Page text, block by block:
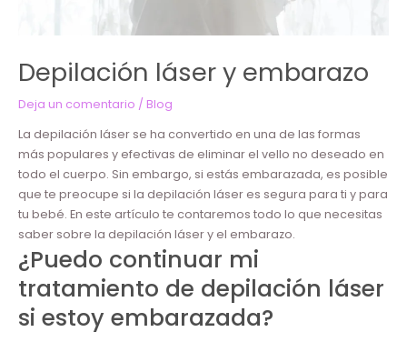
Depilación láser y embarazo
Deja un comentario / Blog
La depilación láser se ha convertido en una de las formas
más populares y efectivas de eliminar el vello no deseado en
todo el cuerpo. Sin embargo, si estás embarazada, es posible
que te preocupe si la depilación láser es segura para ti y para
tu bebé. En este artículo te contaremos todo lo que necesitas
saber sobre la depilación láser y el embarazo.
¿Puedo continuar mi
tratamiento de depilación láser
si estoy embarazada?